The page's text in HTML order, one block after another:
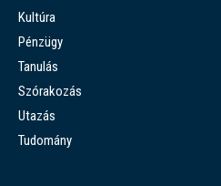
Kultúra
Pénzügy
Tanulás
Szórakozás
Utazás
Tudomány